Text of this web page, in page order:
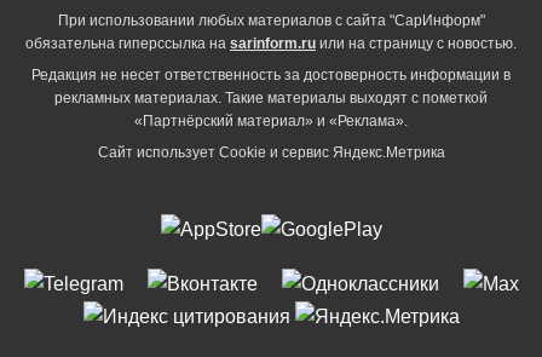
При использовании любых материалов с сайта "СарИнформ"
обязательна гиперссылка на sarinform.ru или на страницу с новостью.
Редакция не несет ответственность за достоверность информации в
рекламных материалах. Такие материалы выходят с пометкой
«Партнёрский материал» и «Реклама».
Сайт использует Cookie и сервиc Яндекс.Метрика